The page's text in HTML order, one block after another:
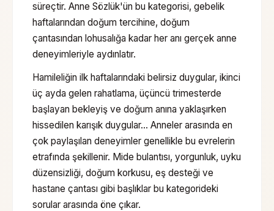
süreçtir. Anne Sözlük'ün bu kategorisi, gebelik
haftalarından doğum tercihine, doğum
çantasından lohusalığa kadar her anı gerçek anne
deneyimleriyle aydınlatır.
Hamileliğin ilk haftalarındaki belirsiz duygular, ikinci
üç ayda gelen rahatlama, üçüncü trimesterde
başlayan bekleyiş ve doğum anına yaklaşırken
hissedilen karışık duygular… Anneler arasında en
çok paylaşılan deneyimler genellikle bu evrelerin
etrafında şekillenir. Mide bulantısı, yorgunluk, uyku
düzensizliği, doğum korkusu, eş desteği ve
hastane çantası gibi başlıklar bu kategorideki
sorular arasında öne çıkar.